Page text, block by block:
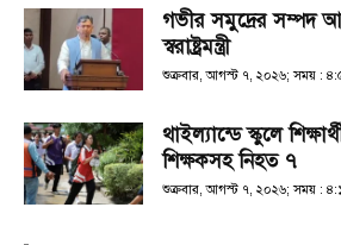
গভীর সমুদ্রের সম্পদ
স্বরাষ্ট্রমন্ত্রী
শুক্রবার, আগস্ট ৭, ২০২৬; সময় :
থাইল্যান্ডে স্কুলে
শিক্ষকসহ নিহত ৭
শুক্রবার, আগস্ট ৭, ২০২৬; সময় :